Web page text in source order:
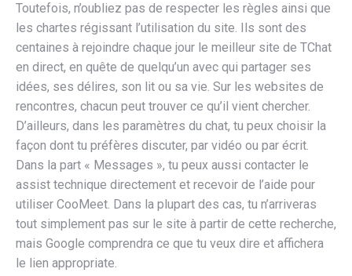
Toutefois, n’oubliez pas de respecter les règles ainsi que
les chartes régissant l’utilisation du site. Ils sont des
centaines à rejoindre chaque jour le meilleur site de TChat
en direct, en quête de quelqu’un avec qui partager ses
idées, ses délires, son lit ou sa vie. Sur les websites de
rencontres, chacun peut trouver ce qu’il vient chercher.
D’ailleurs, dans les paramètres du chat, tu peux choisir la
façon dont tu préfères discuter, par vidéo ou par écrit.
Dans la part « Messages », tu peux aussi contacter le
assist technique directement et recevoir de l’aide pour
utiliser CooMeet. Dans la plupart des cas, tu n’arriveras
tout simplement pas sur le site à partir de cette recherche,
mais Google comprendra ce que tu veux dire et affichera
le lien appropriate.